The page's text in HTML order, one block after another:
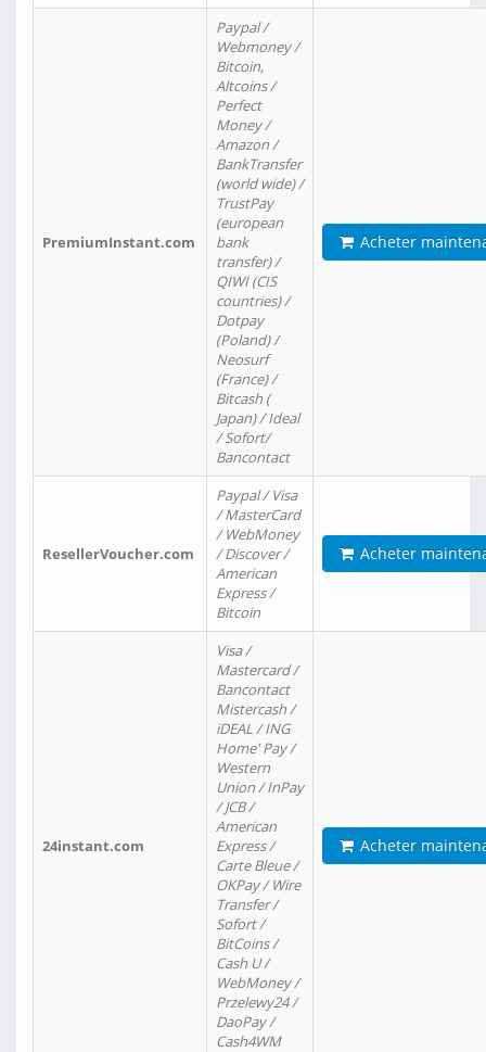
PremiumInstant.com
Paypal /
Webmoney /
Bitcoin,
Altcoins /
Perfect
Money /
Amazon /
BankTransfer
(world wide) /
TrustPay
(european
bank
transfer) /
QIWI (CIS
countries) /
Dotpay
(Poland) /
Neosurf
(France) /
Bitcash (
Japan) / Ideal
/ Sofort/
Bancontact
Acheter
ResellerVoucher.com
Paypal / Visa
/ MasterCard
/ WebMoney
/ Discover /
American
Express /
Bitcoin
Acheter
24instant.com
Visa /
Mastercard /
Bancontact
Mistercash /
iDEAL / ING
Home' Pay /
Western
Union / InPay
/ JCB /
American
Express /
Carte Bleue /
OKPay / Wire
Transfer /
Sofort /
BitCoins /
Cash U /
WebMoney /
Przelewy24 /
DaoPay /
Cash4WM
Acheter